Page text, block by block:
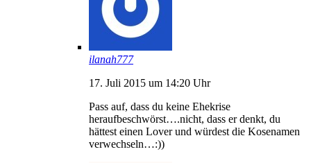
ilanah777
17. Juli 2015 um 14:20 Uhr
Pass auf, dass du keine Ehekrise
heraufbeschwörst….nicht, dass er denkt, du
hättest einen Lover und würdest die Kosenamen
verwechseln…:))